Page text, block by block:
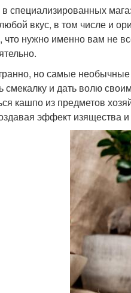
специализированных
вкус, в том числе и
что нужно именно вам не
но самые
смекалку и дать волю
кашпо из предметов
эффект изящества и